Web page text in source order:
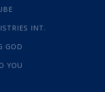
(1)
INT.
GOD
YOU